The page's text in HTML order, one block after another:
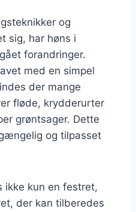
og
sig, har høns i
forandringer.
med en simpel
der mange
fløde, krydderurter
grøntsager. Dette
og tilpasset
ikke kun en festret,
der kan tilberedes